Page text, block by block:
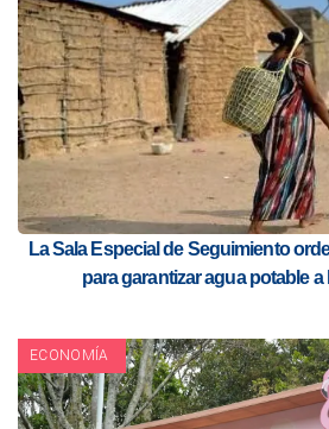
La Sala Especial de Seguimiento
para garantizar agua potable a
ECONOMÍA